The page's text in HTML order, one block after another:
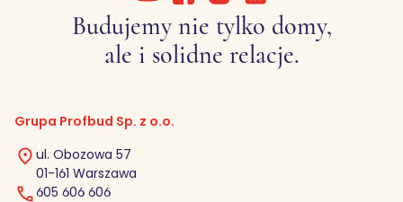
Budujemy nie tylko domy,
ale i solidne relacje.
Grupa Profbud Sp. z o.o.
ul. Obozowa 57
01-161 Warszawa
605 606 606